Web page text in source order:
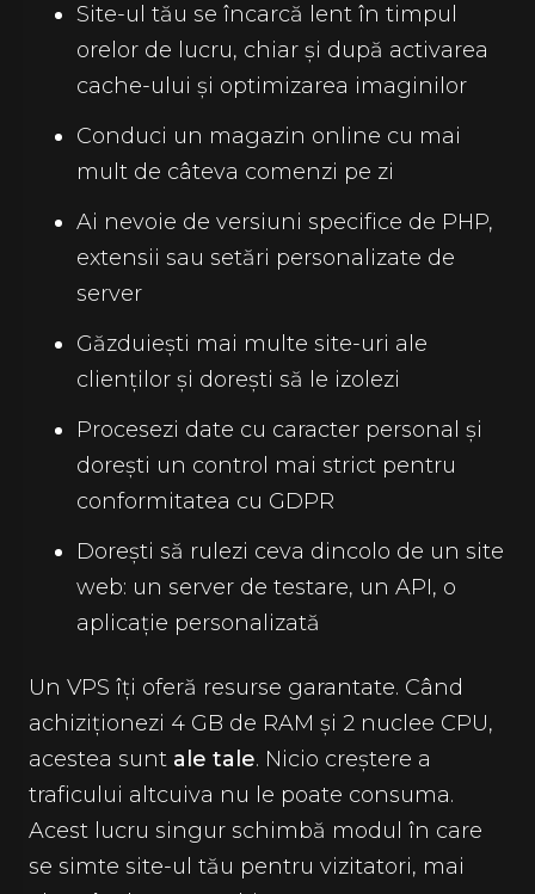
Site-ul tău se încarcă lent în timpul
orelor de lucru, chiar și după activarea
cache-ului și optimizarea imaginilor
Conduci un magazin online cu mai
mult de câteva comenzi pe zi
Ai nevoie de versiuni specifice de PHP,
extensii sau setări personalizate de
server
Găzduiești mai multe site-uri ale
clienților și dorești să le izolezi
Procesezi date cu caracter personal și
dorești un control mai strict pentru
conformitatea cu GDPR
Dorești să rulezi ceva dincolo de un site
web: un server de testare, un API, o
aplicație personalizată
Un VPS îți oferă resurse garantate. Când
achiziționezi 4 GB de RAM și 2 nuclee CPU,
acestea sunt ale tale. Nicio creștere a
traficului altcuiva nu le poate consuma.
Acest lucru singur schimbă modul în care
se simte site-ul tău pentru vizitatori, mai